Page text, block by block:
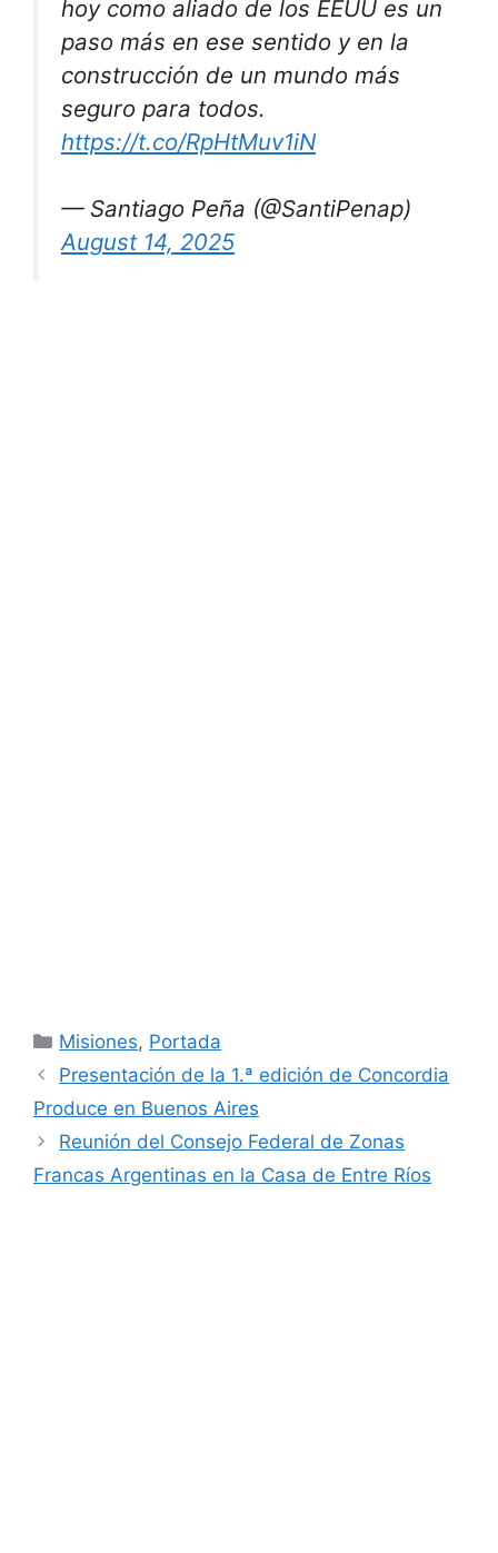
hoy como aliado de los EEUU es un
paso más en ese sentido y en la
construcción de un mundo más
seguro para todos.
https://t.co/RpHtMuv1iN
— Santiago Peña (@SantiPenap)
August 14, 2025
Categorías
Misiones, Portada
Presentación de la 1.ª edición de Concordia
Produce en Buenos Aires
Reunión del Consejo Federal de Zonas
Francas Argentinas en la Casa de Entre Ríos